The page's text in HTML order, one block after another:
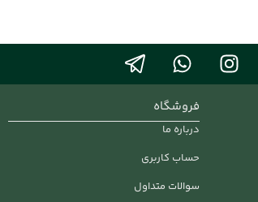
فروشگاه
درباره ما
حساب کاربری
سوالات متداول